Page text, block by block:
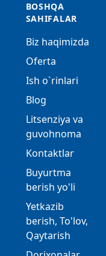
BOSHQA
SAHIFALAR
Biz haqimizda
Oferta
Ish o`rinlari
Blog
Litsenziya va
guvohnoma
Kontaktlar
Buyurtma
berish yo'li
Yetkazib
berish, To'lov,
Qaytarish